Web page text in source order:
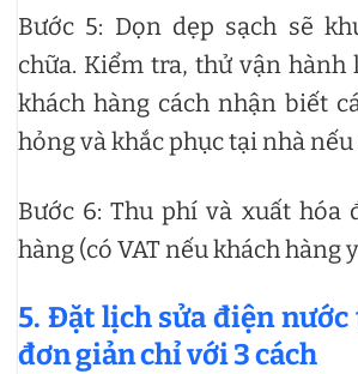
Bước 5: Dọn dẹp sạch sẽ
chữa. Kiểm tra, thử vận hành
khách hàng cách nhận biết
hỏng và khắc phục tại nhà nếu
Bước 6: Thu phí và xuất hóa
hàng (có VAT nếu khách hàng
5. Đặt lịch sửa điện nước
đơn giản chỉ với 3 cách